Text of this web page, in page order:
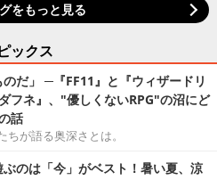
をもっと見る
ックス
のだ」 ─『FF11』と『ウィザードリ
フネ』、"優しくないRPG"の沼にど
話
が語る奥深さとは。
ぶのは「今」がベスト！暑い夏、涼